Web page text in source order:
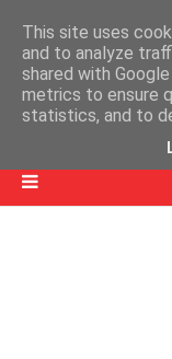
This site uses
and to analyze
shared with
metrics to ensure
statistics, and to